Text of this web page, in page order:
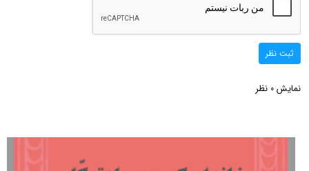
ثبت نظر
نمایش 0 نظر